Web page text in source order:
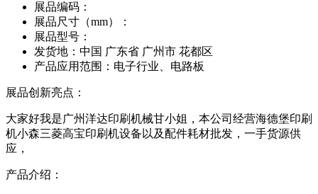
展品编码：
展品尺寸（mm）：
展品型号：
发货地： 中国 广东省 广州市 花都区
产品应用范围： 电子行业、电路板
展品创新亮点：
大家好我是广州洋达印刷机械甘小姐，本公司经营海德堡印刷
机小森三菱高宝印刷机设备以及配件耗材批发，一手货源供
应，
产品介绍：